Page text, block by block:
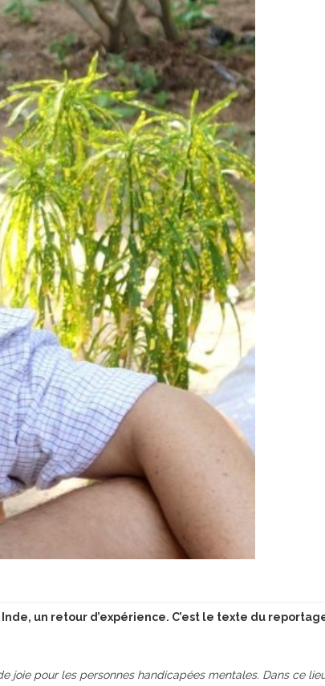
un retour d’expérience. C’est le texte du
joie pour les personnes handicapées mentales. Dans ce